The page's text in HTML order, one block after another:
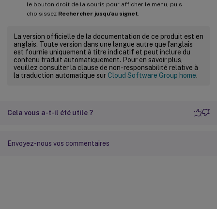
le bouton droit de la souris pour afficher le menu, puis
choisissez Rechercher jusqu’au signet
La version officielle de la documentation de ce produit est en
anglais. Toute version dans une langue autre que l’anglais
est fournie uniquement à titre indicatif et peut inclure du
contenu traduit automatiquement. Pour en savoir plus,
veuillez consulter la clause de non-responsabilité relative à
la traduction automatique surCloud Software Group home.
Cela vous a-t-il été utile ?
Envoyez-nous vos commentaires